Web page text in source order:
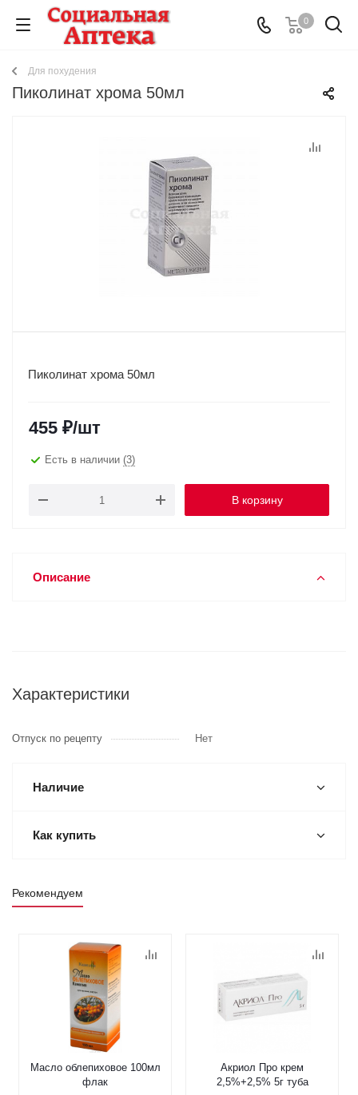
0
Для похудения
Пиколинат хрома 50мл
Пиколинат хрома 50мл
455 ₽/шт
Есть в наличии (3)
В корзину
Описание
Характеристики
Отпуск по рецепту Нет
Наличие
Как купить
Рекомендуем
Масло облепиховое 100мл
флак
Акриол Про крем
2,5%+2,5% 5г туба